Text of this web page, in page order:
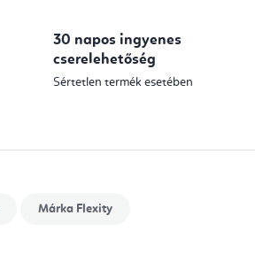
30 napos ingyenes
cserelehetőség
Sértetlen termék esetében
Márka Flexity